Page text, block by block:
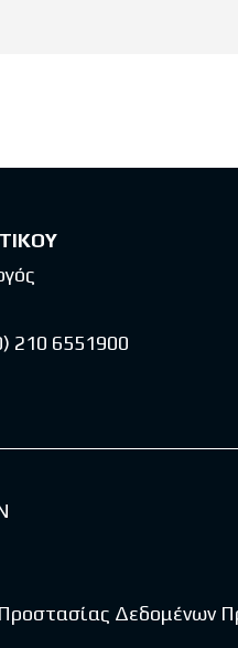
210 6551900
Δεδομένων